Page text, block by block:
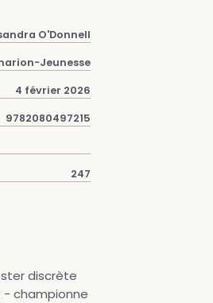
O'Donnell
Jeunesse
4 février 2026
9782080497215
247
discrète
- championne